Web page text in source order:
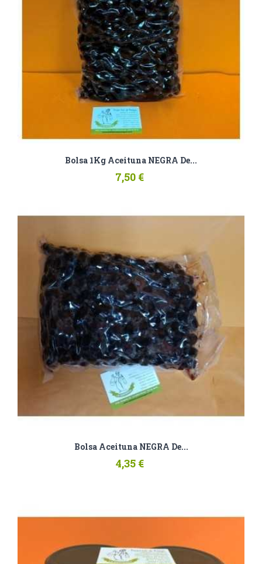
Bolsa 1Kg Aceituna NEGRA De...
7,50 €
Bolsa Aceituna NEGRA De...
4,35 €